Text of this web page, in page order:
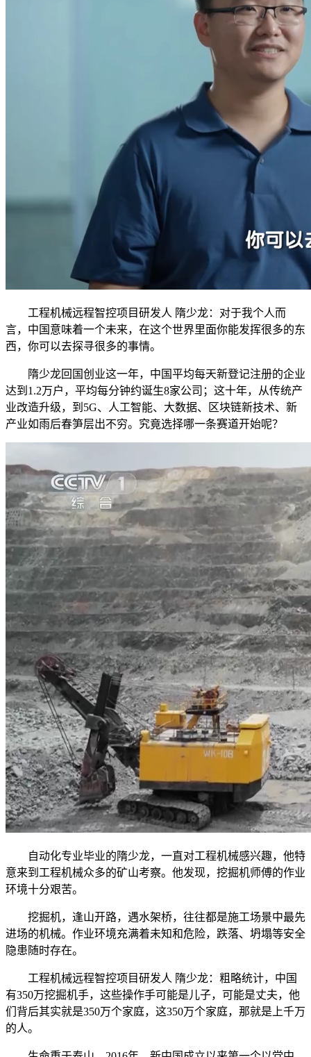
工程机械远程智控项目研发人 隋少龙：对于我个人而
言，中国意味着一个未来，在这个世界里面你能发挥很多的东
西，你可以去探寻很多的事情。
隋少龙回国创业这一年，中国平均每天新登记注册的企业
达到1.2万户，平均每分钟约诞生8家公司；这十年，从传统产
业改造升级，到5G、人工智能、大数据、区块链新技术、新
产业如雨后春笋层出不穷。究竟选择哪一条赛道开始呢？
自动化专业毕业的隋少龙，一直对工程机械感兴趣，他特
意来到工程机械众多的矿山考察。他发现，挖掘机师傅的作业
环境十分艰苦。
挖掘机，逢山开路，遇水架桥，往往都是施工场景中最先
进场的机械。作业环境充满着未知和危险，跌落、坍塌等安全
隐患随时存在。
工程机械远程智控项目研发人 隋少龙：粗略统计，中国
有350万挖掘机手，这些操作手可能是儿子，可能是丈夫，他
们背后其实就是350万个家庭，这350万个家庭，那就是上千万
的人。